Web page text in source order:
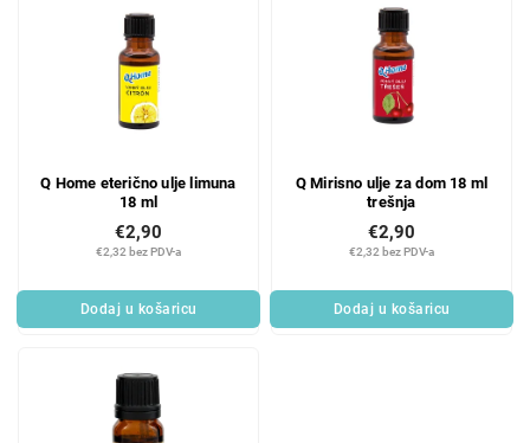
Q Home eterično ulje limuna
18 ml
€2,32 bez PDV-a
€2,90
Dodaj u košaricu
Q Mirisno ulje za dom 18 ml
trešnja
€2,32 bez PDV-a
€2,90
Dodaj u košaricu